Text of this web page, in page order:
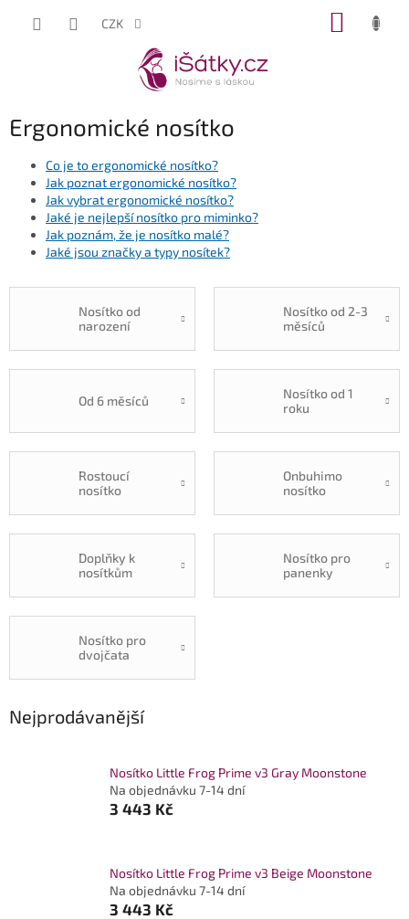
CZK
Ergonomické nosítko
Co je to ergonomické nosítko?
Jak poznat ergonomické nosítko?
Jak vybrat ergonomické nosítko?
Jaké je nejlepší nosítko pro miminko?
Jak poznám, že je nosítko malé?
Jaké jsou značky a typy nosítek?
Nosítko od
narození
Nosítko od 2-3
měsíců
Od 6 měsíců
Nosítko od 1
roku
Rostoucí
nosítko
Onbuhimo
nosítko
Doplňky k
nosítkům
Nosítko pro
panenky
Nosítko pro
dvojčata
Nejprodávanější
Nosítko Little Frog Prime v3 Gray Moonstone
Na objednávku 7-14 dní
3 443 Kč
Nosítko Little Frog Prime v3 Beige Moonstone
Na objednávku 7-14 dní
3 443 Kč